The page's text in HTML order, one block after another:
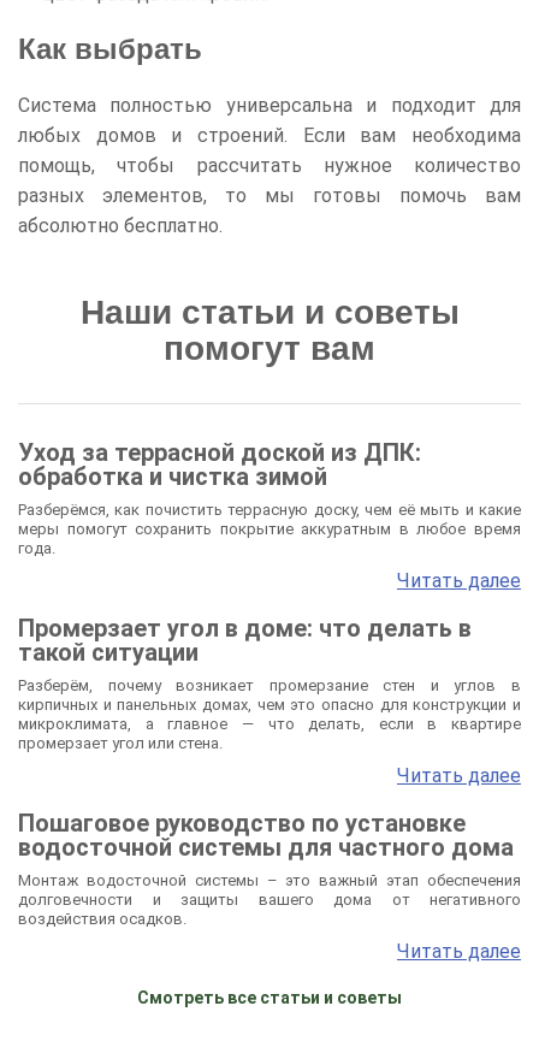
Как выбрать
Система полностью универсальна и подходит для
любых домов и строений. Если вам необходима
помощь, чтобы рассчитать нужное количество
разных элементов, то мы готовы помочь вам
абсолютно бесплатно.
Наши статьи и советы
помогут вам
Уход за террасной доской из ДПК:
обработка и чистка зимой
Разберёмся, как почистить террасную доску, чем её мыть и какие
меры помогут сохранить покрытие аккуратным в любое время
года.
Читать далее
Промерзает угол в доме: что делать в
такой ситуации
Разберём, почему возникает промерзание стен и углов в
кирпичных и панельных домах, чем это опасно для конструкции и
микроклимата, а главное — что делать, если в квартире
промерзает угол или стена.
Читать далее
Пошаговое руководство по установке
водосточной системы для частного дома
Монтаж водосточной системы – это важный этап обеспечения
долговечности и защиты вашего дома от негативного
воздействия осадков.
Читать далее
Смотреть все статьи и советы